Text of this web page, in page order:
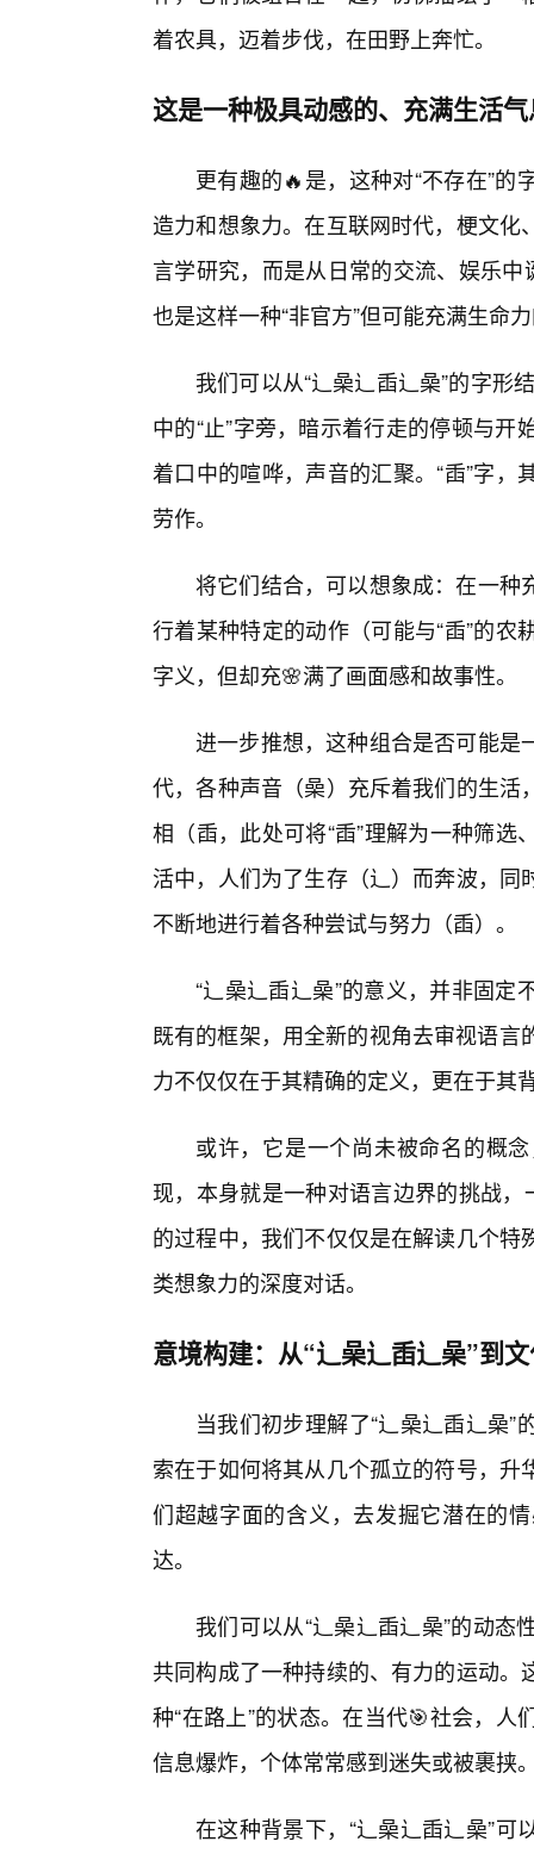
着农具，迈着步伐，在田野上奔忙。
这是一种极具动感的、充满生活
更有趣的🔥是，这种对“不存在”
造力和想象力。在互联网时代，梗文
言学研究，而是从日常的交流、娱乐
也是这样一种“非官方”但可能充满生命
我们可以从“辶喿辶臿辶喿”的字形
中的“止”字旁，暗示着行走的停顿与开
着口中的喧哗，声音的汇聚。“臿”字
劳作。
将它们结合，可以想象成：在一种
行着某种特定的动作（可能与“臿”的
字义，但却充🌸满了画面感和故事性。
进一步推想，这种组合是否可能是
代，各种声音（喿）充斥着我们的生
相（臿，此处可将“臿”理解为一种筛
活中，人们为了生存（辶）而奔波，
不断地进行着各种尝试与努力（臿）。
“辶喿辶臿辶喿”的意义，并非固
既有的框架，用全新的视角去审视语
力不仅仅在于其精确的定义，更在于其
或许，它是一个尚未被命名的概
现，本身就是一种对语言边界的挑战
的过程中，我们不仅仅是在解读几个
类想象力的深度对话。
意境构建：从“辶喿辶臿辶喿”到
当我们初步理解了“辶喿辶臿辶喿
索在于如何将其从几个孤立的符号，
们超越字面的含义，去发掘它潜在的
达。
我们可以从“辶喿辶臿辶喿”的动态
共同构成了一种持续的、有力的运动
种“在路上”的状态。在当代🎯社会，
信息爆炸，个体常常感到迷失或被裹挟
在这种背景下，“辶喿辶臿辶喿”